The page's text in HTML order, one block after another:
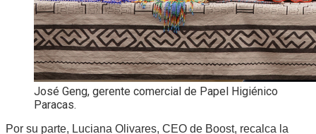
José Geng, gerente comercial de Papel Higiénico
Paracas.
Por su parte, Luciana Olivares, CEO de Boost, recalca la